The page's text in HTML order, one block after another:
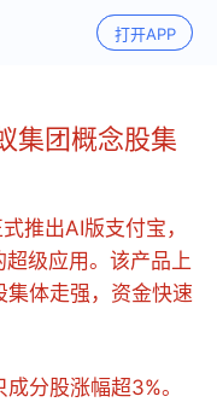
打开APP
集团概念股集
推出AI版支付宝，
级应用。该产品上
体走强，资金快速
分股涨幅超3%。